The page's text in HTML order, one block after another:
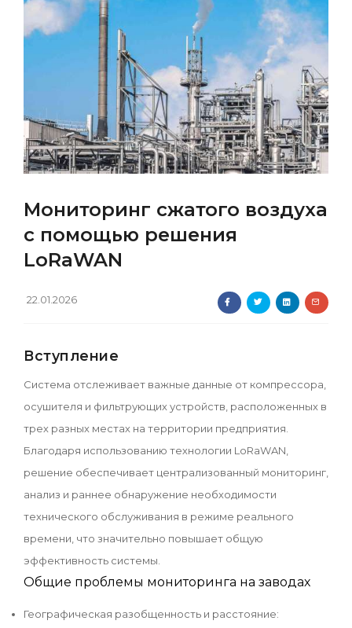
Мониторинг сжатого воздуха
с помощью решения
LoRaWAN
22.01.2026
Вступление
Система отслеживает важные данные от компрессора,
осушителя и фильтрующих устройств, расположенных в
трех разных местах на территории предприятия.
Благодаря использованию технологии LoRaWAN,
решение обеспечивает централизованный мониторинг,
анализ и раннее обнаружение необходимости
технического обслуживания в режиме реального
времени, что значительно повышает общую
эффективность системы.
Общие проблемы мониторинга на заводах
Географическая разобщенность и расстояние: